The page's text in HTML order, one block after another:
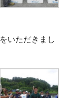
いただきまし